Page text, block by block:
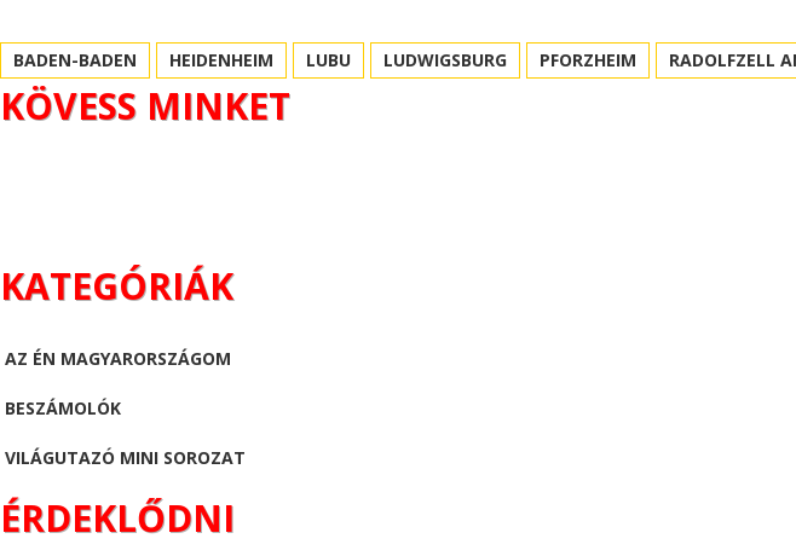
BADEN-BADEN HEIDENHEIM LUBU LUDWIGSBURG PFORZHEIM RADOLFZELL
KÖVESS MINKET
KATEGÓRIÁK
AZ ÉN MAGYARORSZÁGOM
BESZÁMOLÓK
VILÁGUTAZÓ MINI SOROZAT
ÉRDEKLŐDNI